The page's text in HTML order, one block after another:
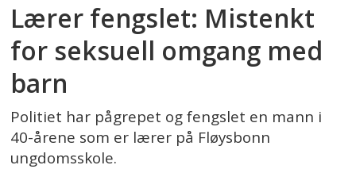
Lærer fengslet: Mistenkt
for seksuell omgang med
barn
Politiet har pågrepet og fengslet en mann i
40-årene som er lærer på Fløysbonn
ungdomsskole.